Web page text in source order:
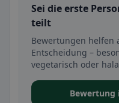
Sei die erste
teilt
Bewertungen helfen
Entscheidung –
vegetarisch oder
Bewertung